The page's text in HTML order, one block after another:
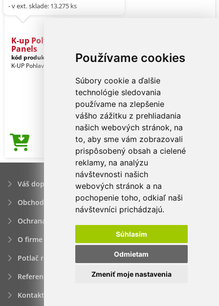
Používame cookies
Súbory cookie a ďalšie
technológie sledovania
používame na zlepšenie
vášho zážitku z prehliadania
našich webových stránok, na
to, aby sme vám zobrazovali
prispôsobený obsah a cielené
reklamy, na analýzu
návštevnosti našich
webových stránok a na
pochopenie toho, odkiaľ naši
návštevníci prichádzajú.
Súhlasím
Odmietam
Zmeniť moje nastavenia
- v ext. sklade: 13.275 ks
K-up Polyester Cap - 5
Panels
kód produktu: kp157nv-uNavy
K-UP Pohlavie: Unisex
Cena od 1,04€
Váš dopyt
Obchodné podmienky
Ochrana osobných údajov
O firme
Potlač reklamných predmetov
Referencie
Kontakt